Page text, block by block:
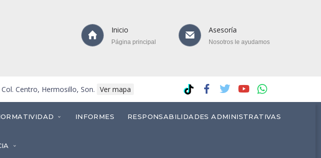
Inicio
Página principal
Asesoría
Nosotros le ayudamos
Centro, Hermosillo, Son. Ver mapa
INFORMES RESPONSABILIDADES ADMINISTRATIVAS